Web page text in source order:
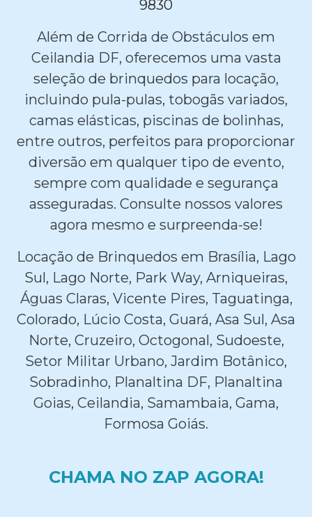
9830
Além de Corrida de Obstáculos em
Ceilandia DF, oferecemos uma vasta
seleção de brinquedos para locação,
incluindo pula-pulas, tobogãs variados,
camas elásticas, piscinas de bolinhas,
entre outros, perfeitos para proporcionar
diversão em qualquer tipo de evento,
sempre com qualidade e segurança
asseguradas. Consulte nossos valores
agora mesmo e surpreenda-se!
Locação de Brinquedos em Brasília, Lago
Sul, Lago Norte, Park Way, Arniqueiras,
Águas Claras, Vicente Pires, Taguatinga,
Colorado, Lúcio Costa, Guará, Asa Sul, Asa
Norte, Cruzeiro, Octogonal, Sudoeste,
Setor Militar Urbano, Jardim Botânico,
Sobradinho, Planaltina DF, Planaltina
Goias, Ceilandia, Samambaia, Gama,
Formosa Goiás.
CHAMA NO ZAP AGORA!